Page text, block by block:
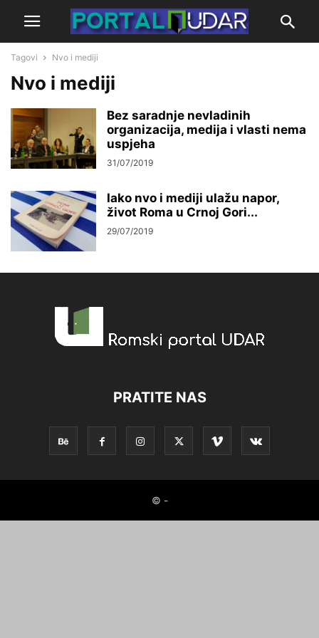
Tagovi Nvo i mediji
Nvo i mediji
Bez saradnje nevladinih
organizacija, medija i vlasti nema
uspjeha
31/07/2019
Iako nvo i mediji ulažu napor,
život Roma u Crnoj Gori...
29/07/2019
PRATITE NAS
© -